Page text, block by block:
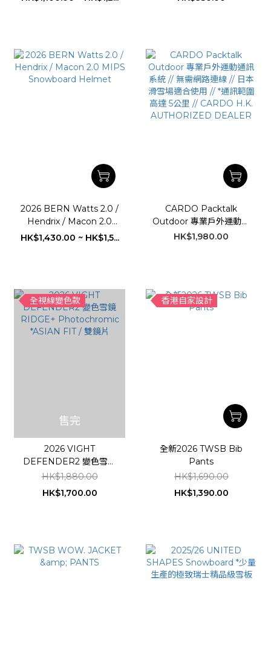
2026 BERN Watts 2.0 /
Hendrix / Macon 2.0
MIPS Snowboard
HK$1,430.00 ~ HK$1,5...
CARDO Packtalk
Outdoor 專業戶外運動通
訊系統 // 無需網路連線 //
HK$1,980.00
全視線變色款
售完
2026 VIGHT
DEFENDER2 變色雪鏡
RIDGE+ Photochromic
*ASIAN FIT / 雙鏡片
HK$1,880.00
HK$1,700.00
香港自家設計
全新2026 TWSB Bib
Pants
HK$1,690.00
HK$1,390.00